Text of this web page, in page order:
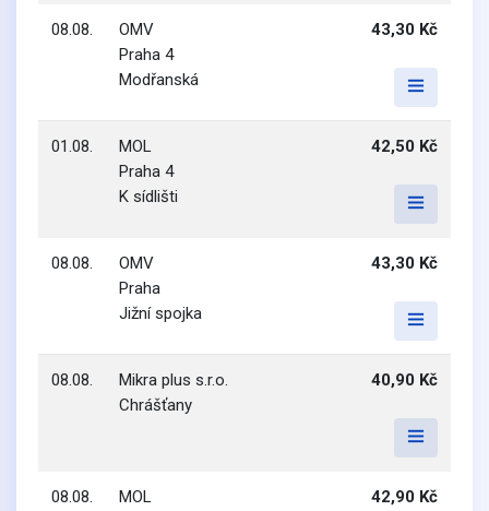
08.08.
OMV
Praha 4
Modřanská
43,30 Kč
01.08.
MOL
Praha 4
K sídlišti
42,50 Kč
08.08.
OMV
Praha
Jižní spojka
43,30 Kč
08.08.
Mikra plus s.r.o.
Chrášťany
40,90 Kč
08.08.
MOL
42,90 Kč